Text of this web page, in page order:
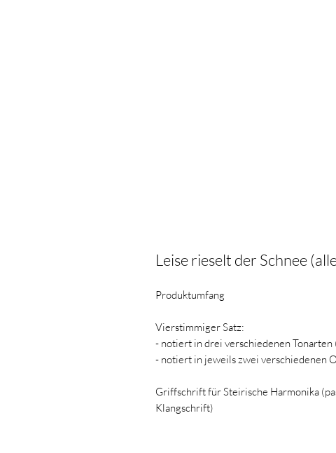
Leise rieselt der Schnee
Produktumfang
Vierstimmiger Satz:
- notiert in drei verschiedenen Tonarten
- notiert in jeweils zwei verschiedenen
Griffschrift für Steirische Harmonika
Klangschrift)